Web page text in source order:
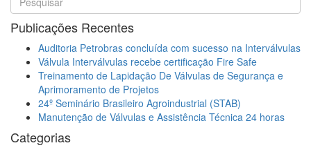
Publicações Recentes
Auditoria Petrobras concluída com sucesso na Interválvulas
Válvula Interválvulas recebe certificação Fire Safe
Treinamento de Lapidação De Válvulas de Segurança e
Aprimoramento de Projetos
24º Seminário Brasileiro Agroindustrial (STAB)
Manutenção de Válvulas e Assistência Técnica 24 horas
Categorias